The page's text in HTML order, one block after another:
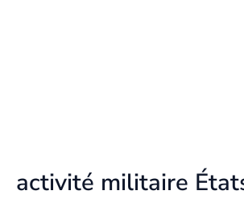
activité militaire